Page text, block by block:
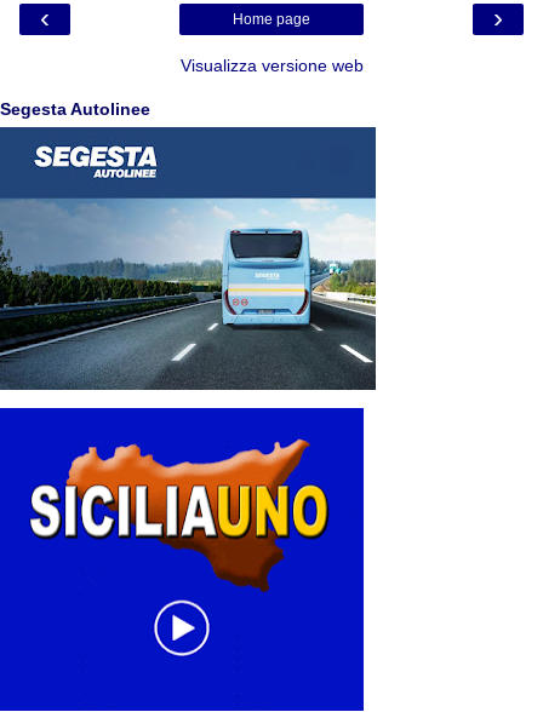
‹ ›
Home page
Visualizza versione web
Segesta Autolinee